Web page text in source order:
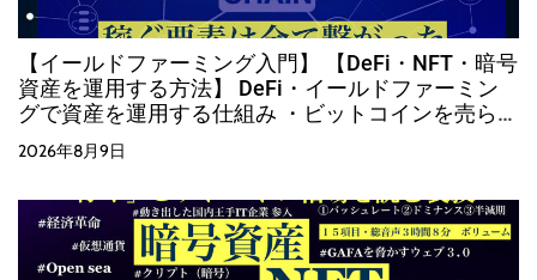
【イールドファーミング入門】 【DeFi・NFT・暗号
資産を運用する方法】 DeFi・イールドファーミン
グで資産を運用する仕組み ・ビットコインを売らず
に運用する方法
2026年8月9日